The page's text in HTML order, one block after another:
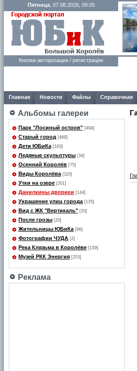
Пятница, 07.08.2026, 09:05
Кнопки авторизации / регистрации
Главная Новости Файлы Справочная
Альбомы галереи
Парк "Лосиный остров" [494]
Старый город [469]
Дети ЮБиКа [183]
Ледяные скульптуры [34]
Осенний Королёв [75]
Виды Королёва [116]
Утки на озере [201]
Данилкины дворики [144]
Украшение улиц города [135]
Вид с ЖК "Вертикаль" [20]
После грозы [20]
Жительницы ЮБиКа [96]
Фотографии ЧУДА [2]
Река Клязьма в Королёве [159]
Музей РКК Энергия [253]
Реклама